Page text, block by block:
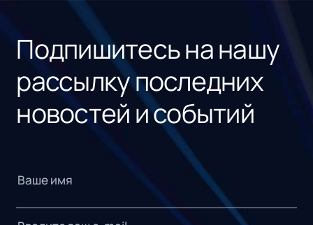
Подпишитесь на нашу
рассылку последних
новостей и событий